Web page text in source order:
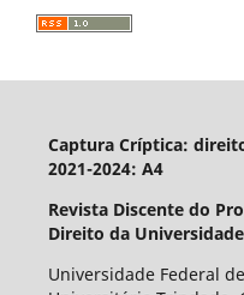
Captura Críptica:
2021-2024: A4
Revista Discente do
Direito da
Universidade Federal